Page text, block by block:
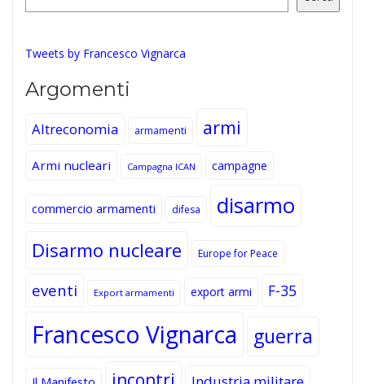
Tweets by Francesco Vignarca
Argomenti
Altreconomia armamenti armi
Armi nucleari Campagna ICAN campagne
commercio armamenti difesa disarmo
Disarmo nucleare Europe for Peace
eventi Export armamenti export armi F-35
Francesco Vignarca guerra